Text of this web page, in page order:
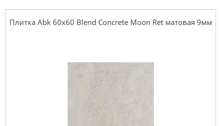
Плитка Abk 60x60 Blend Concrete Moon Ret матовая 9мм